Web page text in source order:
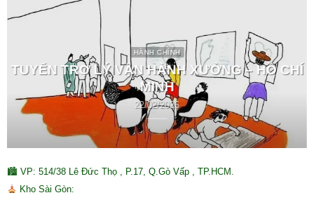
HÀNH CHÍNH
TUYỂN TRỢ LÝ VẬN HÀNH XƯỞNG – HỒ CHÍ
MINH
22/02/2026
🏙 VP: 514/38 Lê Đức Thọ , P.17, Q.Gò Vấp , TP.HCM.
Kho Sài Gòn: